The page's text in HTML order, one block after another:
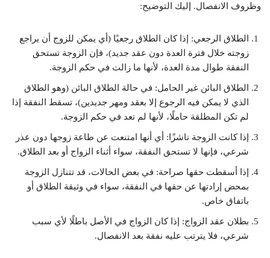
وظروف الانفصال. إليك التوضيح:
الطلاق الرجعي: إذا كان الطلاق رجعيًا (أي يمكن للزوج أن يراجع
زوجته خلال فترة العدة دون عقد جديد)، فإن الزوجة تستحق
النفقة طوال مدة العدة، لأنها ما زالت في حكم الزوجة.
الطلاق البائن غير الحامل: في حالة الطلاق البائن (وهو الطلاق
الذي لا يمكن فيه الرجوع إلا بعقد ومهر جديدين)، تسقط النفقة إذا
لم تكن المطلقة حاملًا، لأنها لم تعد في حكم الزوجة.
إذا كانت الزوجة ناشزًا: أي أنها امتنعت عن طاعة زوجها دون عذر
شرعي، فإنها لا تستحق النفقة، سواء أثناء الزواج أو بعد الطلاق.
إذا أسقطت حقها صراحة: في بعض الحالات، قد تتنازل الزوجة
بمحض إرادتها عن حقها في النفقة، سواء في وثيقة الطلاق أو
باتفاق خاص.
بطلان عقد الزواج: إذا كان الزواج في الأصل باطلًا لأي سبب
شرعي، فلا يترتب عليه نفقة بعد الانفصال.